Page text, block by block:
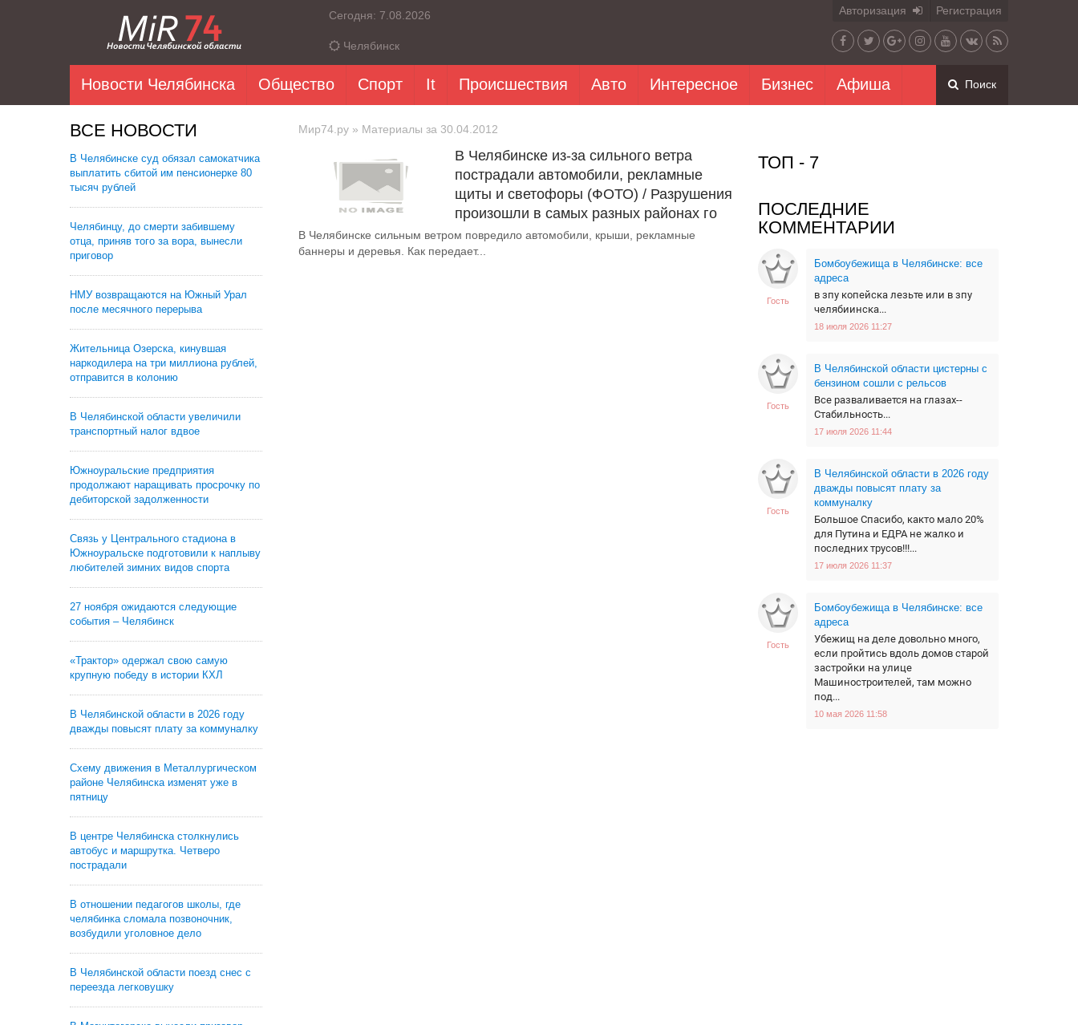
Сегодня: 7.08.2026
Челябинск
Авторизация Регистрация
Новости Челябинска Общество Спорт It Происшествия Авто Интересное Бизнес Афиша Поиск
ВСЕ НОВОСТИ
В Челябинске суд обязал самокатчика
выплатить сбитой им пенсионерке 80
тысяч рублей
Челябинцу, до смерти забившему
отца, приняв того за вора, вынесли
приговор
НМУ возвращаются на Южный Урал
после месячного перерыва
Жительница Озерска, кинувшая
наркодилера на три миллиона рублей,
отправится в колонию
В Челябинской области увеличили
транспортный налог вдвое
Южноуральские предприятия
продолжают наращивать просрочку по
дебиторской задолженности
Связь у Центрального стадиона в
Южноуральске подготовили к наплыву
любителей зимних видов спорта
27 ноября ожидаются следующие
события – Челябинск
«Трактор» одержал свою самую
крупную победу в истории КХЛ
В Челябинской области в 2026 году
дважды повысят плату за коммуналку
Схему движения в Металлургическом
районе Челябинска изменят уже в
пятницу
В центре Челябинска столкнулись
автобус и маршрутка. Четверо
пострадали
В отношении педагогов школы, где
челябинка сломала позвоночник,
возбудили уголовное дело
В Челябинской области поезд снес с
переезда легковушку
ТОП - 7
ПОСЛЕДНИЕ
КОММЕНТАРИИ
Гость
Бомбоубежища в Челябинске: все
адреса
в зпу копейска лезьте или в зпу
челябиинска...
18 июля 2026 11:27
Гость
В Челябинской области цистерны с
бензином сошли с рельсов
Все разваливается на глазах--
Стабильность...
17 июля 2026 11:44
Гость
В Челябинской области в 2026 году
дважды повысят плату за
коммуналку
Большое Спасибо, както мало 20%
для Путина и ЕДРА не жалко и
последних трусов!!!...
17 июля 2026 11:37
Гость
Бомбоубежища в Челябинске: все
адреса
Убежищ на деле довольно много,
если пройтись вдоль домов старой
застройки на улице
Машиностроителей, там можно
под...
10 мая 2026 11:58
Мир74.ру » Материалы за 30.04.2012
В Челябинске из-за сильного ветра
пострадали автомобили, рекламные
щиты и светофоры (ФОТО) / Разрушения
произошли в самых разных районах го
В Челябинске сильным ветром повредило автомобили, крыши, рекламные
баннеры и деревья. Как передает...